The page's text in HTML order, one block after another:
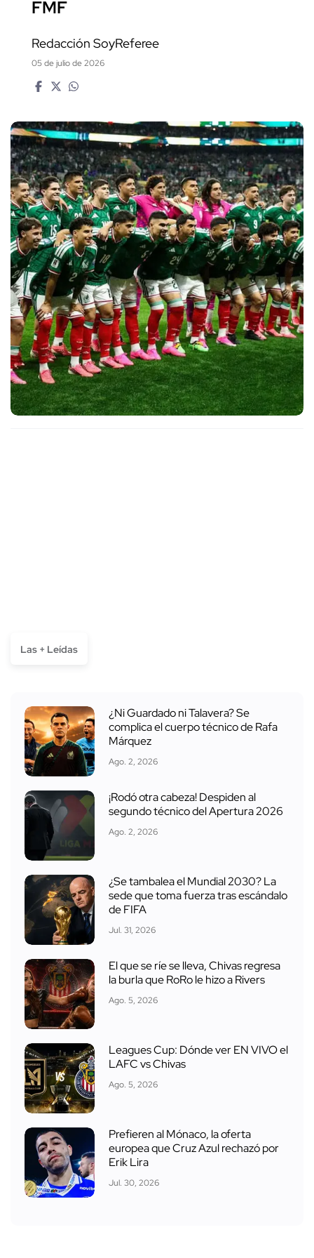
FMF
Redacción SoyReferee
05 de julio de 2026
Las + Leídas
¿Ni Guardado ni Talavera? Se
complica el cuerpo técnico de Rafa
Márquez
Ago. 2, 2026
¡Rodó otra cabeza! Despiden al
segundo técnico del Apertura 2026
Ago. 2, 2026
¿Se tambalea el Mundial 2030? La
sede que toma fuerza tras escándalo
de FIFA
Jul. 31, 2026
El que se ríe se lleva, Chivas regresa
la burla que RoRo le hizo a Rivers
Ago. 5, 2026
Leagues Cup: Dónde ver EN VIVO el
LAFC vs Chivas
Ago. 5, 2026
Prefieren al Mónaco, la oferta
europea que Cruz Azul rechazó por
Erik Lira
Jul. 30, 2026